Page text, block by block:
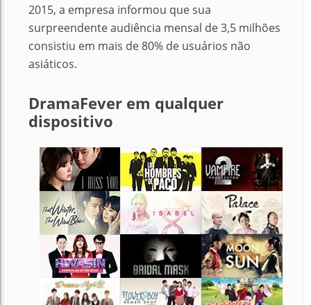
2015, a empresa informou que sua
surpreendente audiência mensal de 3,5 milhões
consistiu em mais de 80% de usuários não
asiáticos.
DramaFever em qualquer
dispositivo